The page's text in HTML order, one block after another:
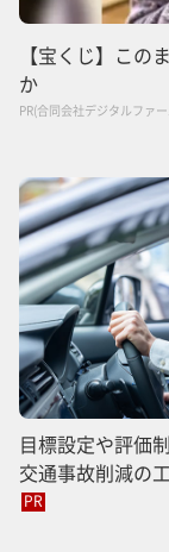
【宝くじ】この
か
PR(合同会社デジタルファ
目標設定や評価
交通事故削減の
PR